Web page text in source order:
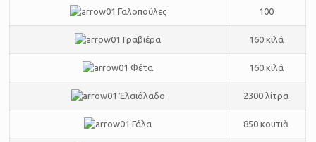
Γαλοποῦλες 100
Γραβιέρα 160 κιλά
Φέτα 160 κιλά
Ἐλαιόλαδο 2300 λίτρα
Γάλα 850 κουτιὰ